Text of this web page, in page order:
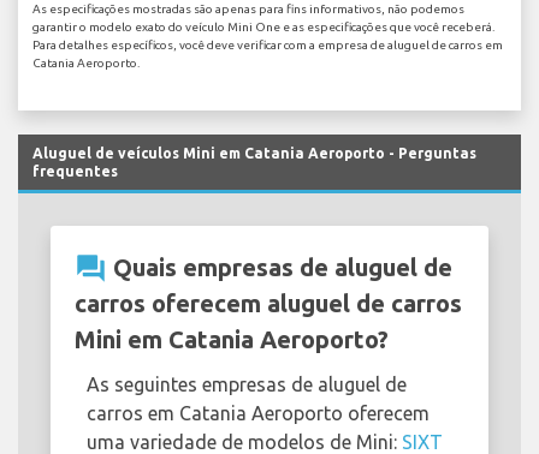
As especificações mostradas são apenas para fins informativos, não podemos
garantir o modelo exato do veículo Mini One e as especificações que você receberá.
Para detalhes específicos, você deve verificar com a empresa de aluguel de carros em
Catania Aeroporto.
Aluguel de veículos Mini em Catania Aeroporto - Perguntas
frequentes
question_answer Quais empresas de aluguel de
carros oferecem aluguel de carros
Mini em Catania Aeroporto?
As seguintes empresas de aluguel de
carros em Catania Aeroporto oferecem
uma variedade de modelos de Mini: SIXT